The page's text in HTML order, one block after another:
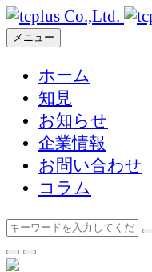
メニュー
ホーム
知見
お知らせ
企業情報
お問い合わせ
コラム